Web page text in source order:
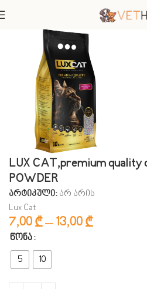
კატის ქვიშა
LUX CAT,premium quality
POWDER
არტიკული: არ არის
Lux Cat
7,00 ₾– 13,00 ₾
ᲬᲝᲜᲐ
5 10